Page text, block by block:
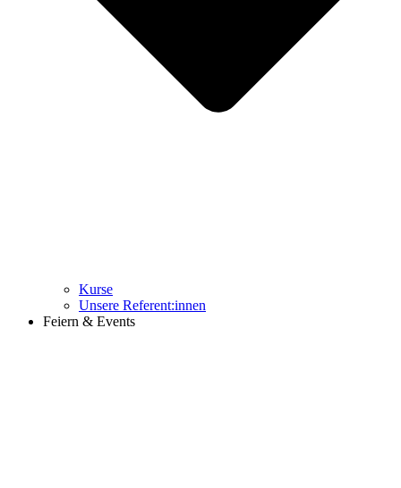
Kurse
Unsere Referent:innen
Feiern & Events